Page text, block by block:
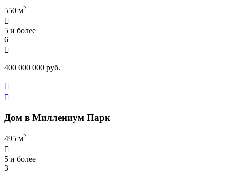
550 м2

5 и более
6

400 000 000 руб.


Дом в Миллениум Парк
495 м2

5 и более
3